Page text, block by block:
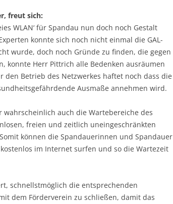
freut sich:
WLAN‘ für Spandau nun doch noch Gestalt
konnte sich noch nicht einmal die GAL-
wurde, doch noch Gründe zu finden, die gegen
konnte Herr Pittrich alle Bedenken ausräumen
Betrieb des Netzwerkes haftet noch dass die
Ausmaße annehmen wird.
auch die Wartebereiche des
freien und zeitlich uneingeschränkten
können die Spandauerinnen und Spandauer
im Internet surfen und so die Wartezeit
schnellstmöglich die entsprechenden
dem Förderverein zu schließen, damit das